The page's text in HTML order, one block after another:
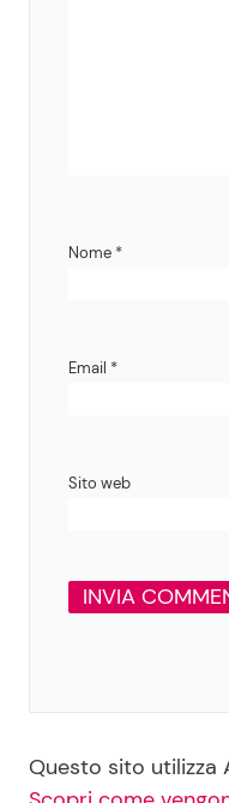
Nome *
Email *
Sito web
Questo sito utilizza